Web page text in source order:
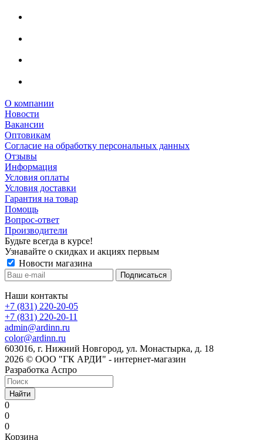
О компании
Новости
Вакансии
Оптовикам
Cогласие на обработку персональных данных
Отзывы
Информация
Условия оплаты
Условия доставки
Гарантия на товар
Помощь
Вопрос-ответ
Производители
Будьте всегда в курсе!
Узнавайте о скидках и акциях первым
Новости магазина
Наши контакты
+7 (831) 220-20-05
+7 (831) 220-20-11
admin@ardinn.ru
color@ardinn.ru
603016, г. Нижний Новгород, ул. Монастырка, д. 18
2026 © ООО "ГК АРДИ" - интернет-магазин
Разработка Аспро
Найти
0
0
0
Корзина